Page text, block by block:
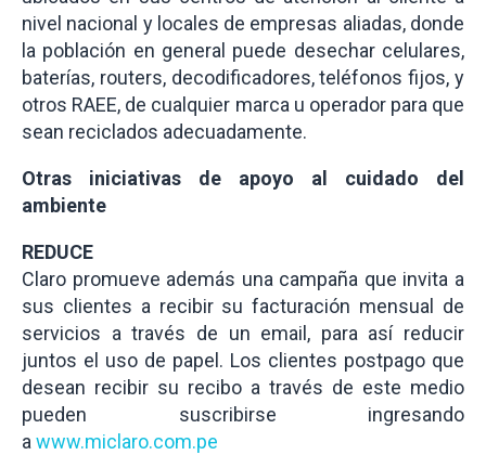
nivel nacional y locales de empresas aliadas, donde
la población en general puede desechar celulares,
baterías, routers, decodificadores, teléfonos fijos, y
otros RAEE, de cualquier marca u operador para que
sean reciclados adecuadamente.
Otras iniciativas de apoyo al cuidado del
ambiente
REDUCE
Claro promueve además una campaña que invita a
sus clientes a recibir su facturación mensual de
servicios a través de un email, para así reducir
juntos el uso de papel. Los clientes postpago que
desean recibir su recibo a través de este medio
pueden suscribirse ingresando
a www.miclaro.com.pe